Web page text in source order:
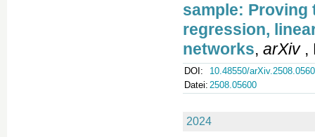
sample:
regression,
networks, arXiv,
DOI:
10.48550/
Datei: 2508.05600
2024